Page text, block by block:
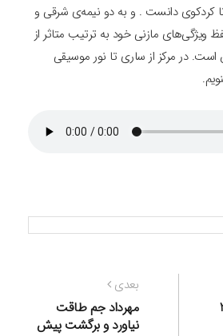
کردکوی دانست . و به دو نیمه‌ی شرقی و
ویژگی‌های مازنی خود به ترتیب متاثر از
در مرکز از ساری تا نور موسیقی
22
بعدی
بعدی:
مهرداد جم طاقت
نیاورد و برگشت پیش